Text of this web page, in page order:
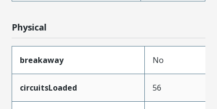
Physical
breakaway No
circuitsLoaded 56